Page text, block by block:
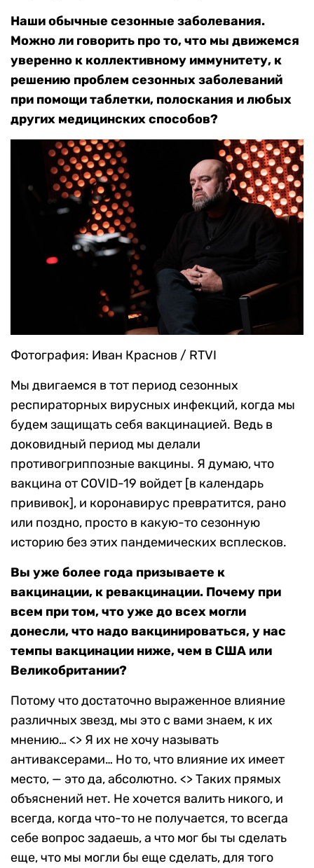
Наши обычные сезонные заболевания.
Можно ли говорить про то, что мы движемся
уверенно к коллективному иммунитету, к
решению проблем сезонных заболеваний
при помощи таблетки, полоскания и любых
других медицинских способов?
Фотография: Иван Краснов / RTVI
Мы двигаемся в тот период сезонных
респираторных вирусных инфекций, когда мы
будем защищать себя вакцинацией. Ведь в
доковидный период мы делали
противогриппозные вакцины. Я думаю, что
вакцина от COVID-19 войдет [в календарь
прививок], и коронавирус превратится, рано
или поздно, просто в какую-то сезонную
историю без этих пандемических всплесков.
Вы уже более года призываете к
вакцинации, к ревакцинации. Почему при
всем при том, что уже до всех могли
донесли, что надо вакцинироваться, у нас
темпы вакцинации ниже, чем в США или
Великобритании?
Потому что достаточно выраженное влияние
различных звезд, мы это с вами знаем, к их
мнению… <> Я их не хочу называть
антиваксерами… Но то, что влияние их имеет
место, — это да, абсолютно. <> Таких прямых
объяснений нет. Не хочется валить никого, и
всегда, когда что-то не получается, то всегда
себе вопрос задаешь, а что мог бы ты сделать
еще, что мы могли бы еще сделать, для того